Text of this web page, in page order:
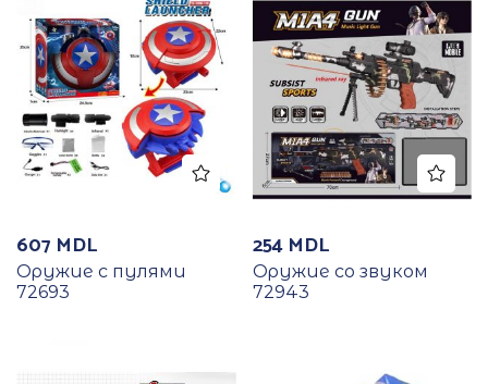
607 MDL
Оружие с пулями
72693
254 MDL
Оружие со звуком
72943